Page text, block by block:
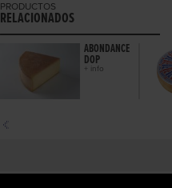
PRODUCTOS
RELACIONADOS
ABONDANCE
DOP
+ info